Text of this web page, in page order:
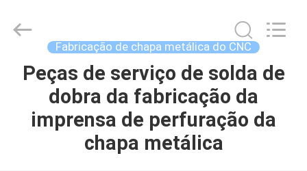
PARA
CASA
PRODUTOS
Tuofa
Technology
Reserved.
Fabricação de chapa metálica do CNC
Peças de serviço de solda de
dobra da fabricação da
imprensa de perfuração da
chapa metálica